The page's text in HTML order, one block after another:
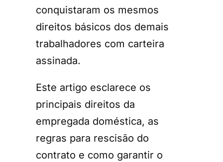
conquistaram os mesmos
direitos básicos dos demais
trabalhadores com carteira
assinada.
Este artigo esclarece os
principais direitos da
empregada doméstica, as
regras para rescisão do
contrato e como garantir o